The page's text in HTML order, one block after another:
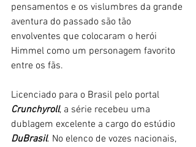
pensamentos e os vislumbres da grande
aventura do passado são tão
envolventes que colocaram o herói
Himmel como um personagem favorito
entre os fãs.
Licenciado para o Brasil pelo portal
Crunchyroll, a série recebeu uma
dublagem excelente a cargo do estúdio
DuBrasil. No elenco de vozes nacionais,